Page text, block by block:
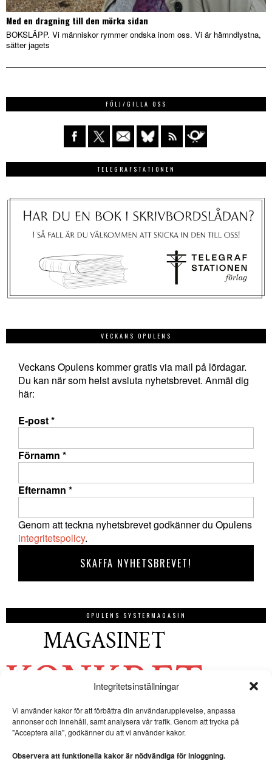
Integritetsinställningar
Vi använder kakor för att förbättra din användarupplevelse, anpassa
annonser och innehåll, samt analysera vår trafik. Genom att trycka på
"Acceptera alla", godkänner du att vi använder kakor.
Observera att funktionella kakor är nödvändiga för inloggning.
Med en dragning till den mörka sidan
BOKSLÄPP. Vi människor rymmer ondska inom oss. Vi är hämndlystna,
sätter jagets
FÖLJ/GILLA OSS
TELEGRAFSTATIONEN
VECKANS OPULENS
Veckans Opulens kommer gratis via mail på lördagar.
Du kan när som helst avsluta nyhetsbrevet. Anmäl dig
här:
E-post*
Förnamn *
Efternamn *
Genom att teckna nyhetsbrevet godkänner du Opulens
integritetspolicy.
OPULENS SYSTERMAGASIN